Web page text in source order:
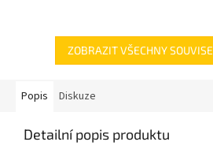
ZOBRAZIT VŠECHNY
Popis Diskuze
Detailní popis produktu